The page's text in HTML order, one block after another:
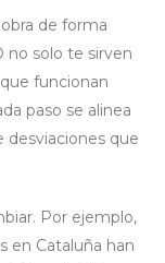
de forma
no solo te sirven
funcionan
paso se alinea
que
Por ejemplo,
en Cataluña han